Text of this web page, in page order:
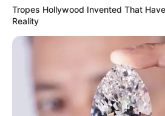
Tropes Hollywood Invented That
Reality